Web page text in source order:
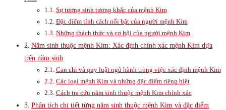
Sự tương sinh tương khắc của mệnh Kim
Đặc điểm tính cách nổi bật của người mệnh Kim
Những thách thức và cơ hội của người mệnh Kim
Năm sinh thuộc mệnh Kim: Xác định chính xác mệnh Kim dựa
trên năm sinh
Can chi và quy luật ngũ hành trong việc xác định mệnh Kim
Các loại mệnh Kim và những đặc điểm riêng biệt
Cách tra cứu năm sinh thuộc mệnh Kim chính xác
Phân tích chi tiết từng năm sinh thuộc mệnh Kim và đặc điểm